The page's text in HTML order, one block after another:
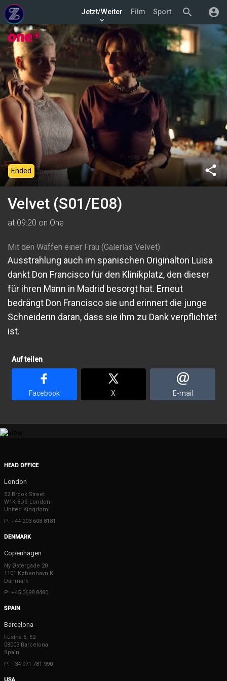
search account_circle
Jetzt/Weiter
keyboard_arrow_down
Film Sport
share
Ended
Velvet (S01/E08)
at 09:20 on One
Mit den Waffen einer Frau (Galerías Velvet)
Ausstrahlung auch im spanischen Originalton Luisa
dankt Don Francisco für den Klinikplatz, den dieser
für ihren Mann in Madrid besorgt hat. Erneut
bedrängt Don Francisco sie und erinnert die junge
Schneiderin daran, dass sie ihm zu Dank verpflichtet
ist.
Auf teilen
Facebook X E-mail
HEAD OFFICE
London
52 Brook Street
W1K 5DS London
United Kingdom
P: +44 203 608 8181
DENMARK
Copenhagen
Ny Østergade 20
1101 København K
Danmark
P: +45 3698 8480
SPAIN
Barcelona
Fusina 6, E2
08003 Barcelona
Spain
P: +34 971 781 990